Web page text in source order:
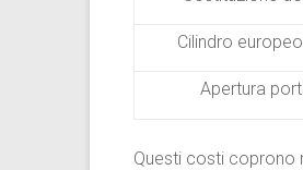
Cilindro
Apertura
Questi costi coprono